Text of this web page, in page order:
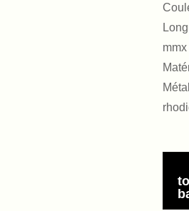
mmx
to